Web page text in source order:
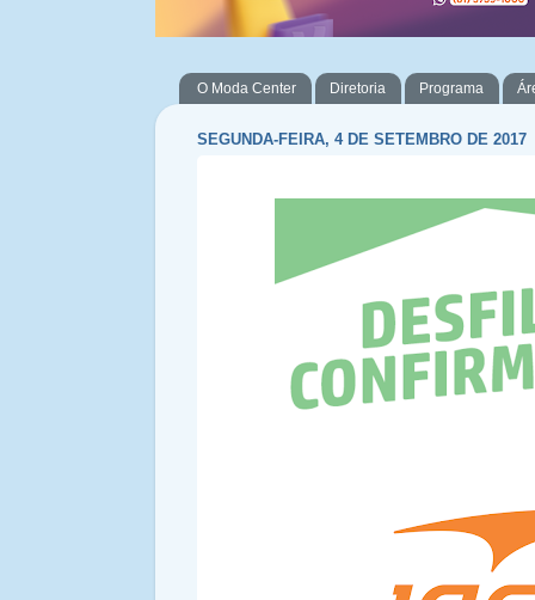
O Moda Center Diretoria Programa
SEGUNDA-FEIRA, 4 DE SETEMBRO DE 2017